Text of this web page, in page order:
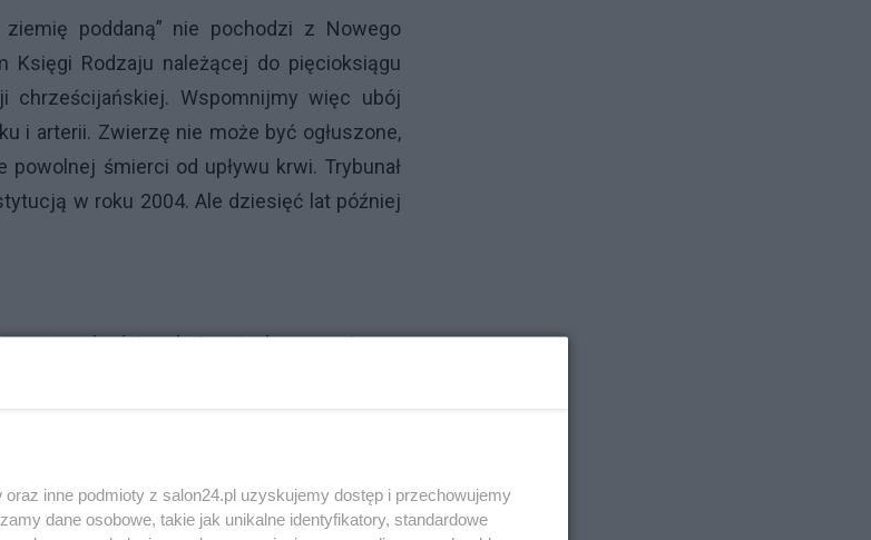
poddaną” nie pochodzi z Nowego
Rodzaju należącej do pięcioksiągu
chrześcijańskiej. Wspomnijmy więc ubój
i arterii. Zwierzę nie może być ogłuszone,
śmierci od upływu krwi. Trybunał
w roku 2004. Ale dziesięć lat później
pochodzi z uboju rytualnego ważnego
Łowiecki podaje, że rocznie ginie na
mają ten sam rząd wielkości. Agnieszka
meczet z imamem i synagogę z rabinem.
artystka moralistka światowej sławy
inne podmioty z salon24.pl uzyskujemy dostęp i przechowujemy
dane osobowe, takie jak unikalne identyfikatory, standardowe